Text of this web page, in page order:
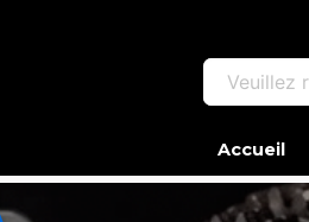
Veuillez
Accueil